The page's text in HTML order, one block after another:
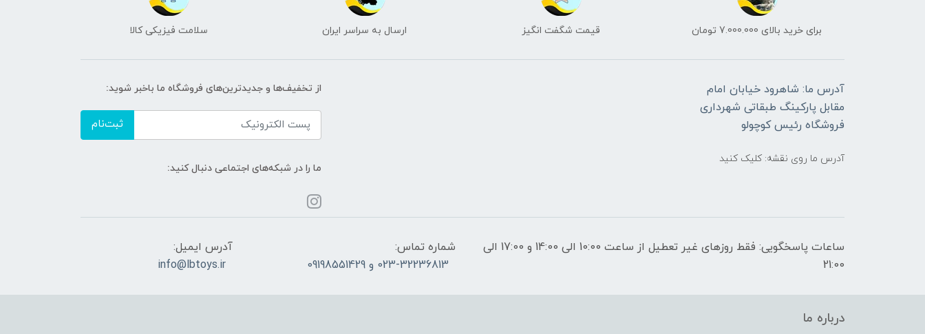
برای خرید بالای 7.000.000 تومان قیمت شگفت انگیز ارسال به سراسر ایران سلامت فیزیکی کالا
آدرس ما: شاهرود خیابان امام
مقابل پارکینگ طبقاتی شهرداری
فروشگاه رئیس کوچولو
آدرس ما روی نقشه: کلیک کنید
از تخفیف‌ها و جدیدترین‌های فروشگاه ما باخبر شوید:
ثبت‌نام
ما را در شبکه‌های اجتماعی دنبال کنید:
ساعات پاسخگویی: فقط روزهای غیر تعطیل از ساعت 10:00 الی 14:00 و 17:00 الی
21:00
شماره تماس:
023-32236813 و 09198551429
آدرس ایمیل:
info@lbtoys.ir
درباره ما